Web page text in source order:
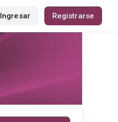
Ingresar Registrarse